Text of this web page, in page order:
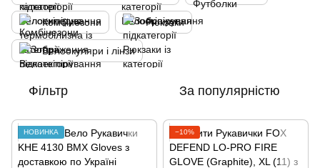
Комбінезони Рюкзаки
Велоокуляри і лінзи
Фільтр За популярністю
НОВИНКА −10%